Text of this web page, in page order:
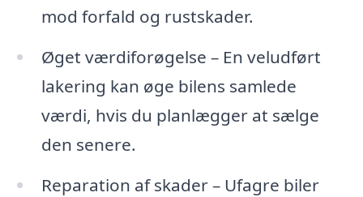
mod forfald og rustskader.
Øget værdiforøgelse – En veludført
lakering kan øge bilens samlede
værdi, hvis du planlægger at sælge
den senere.
Reparation af skader – Ufagre biler